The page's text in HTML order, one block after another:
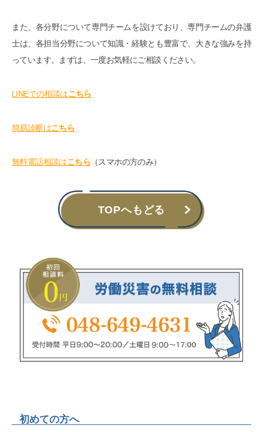
初めての方へ
また、各分野について専門チームを設けており、専門チームの弁護
士は、各担当分野について知識・経験とも豊富で、大きな強みを持
っています。まずは、一度お気軽にご相談ください。
LINEでの相談はこちら
簡易診断はこちら
無料電話相談はこちら （スマホの方のみ）
TOPへもどる